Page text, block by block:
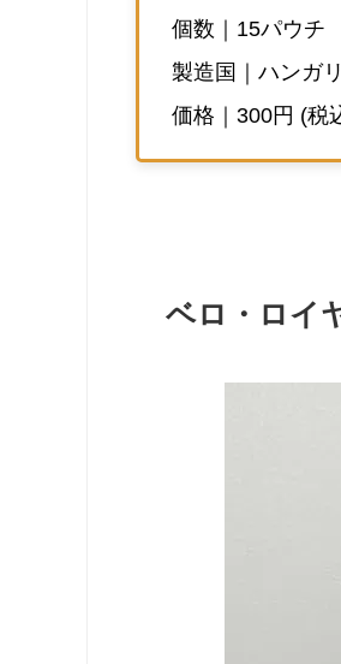
個数｜15パウチ
製造国｜ハンガ
価格｜300円 (税
ベロ・ロイ